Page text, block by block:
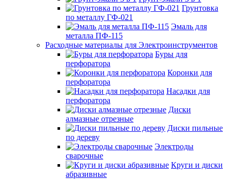
Грунтовка
по металлу ГФ-021
Эмаль для
металла ПФ-115
Расходные материалы для Электроинструментов
Буры для
перфоратора
Коронки для
перфоратора
Насадки для
перфоратора
Диски
алмазные отрезные
Диски пильные
по дереву
Электроды
сварочные
Круги и диски
абразивные